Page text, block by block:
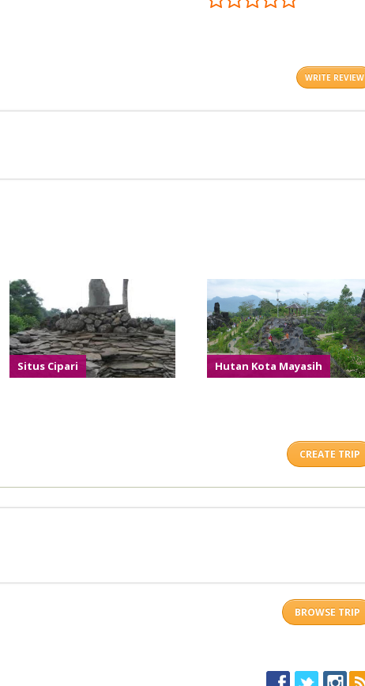
WRITE REVIEW
Situs Cipari Hutan Kota Mayasih
CREATE TRIP
BROWSE TRIP